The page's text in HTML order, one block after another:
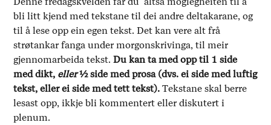
bli litt kjend med tekstane til dei andre deltakarane, og
til å lese opp ein egen tekst. Det kan vere alt frå
strøtankar fanga under morgonskrivinga, til meir
gjennomarbeida tekst.Du kan ta med opp til 1 side
med dikt, eller½ side med prosa (dvs. ei side med luftig
tekst, eller ei side med tett tekst). Tekstane skal berre
lesast opp, ikkje bli kommentert eller diskutert i
plenum.